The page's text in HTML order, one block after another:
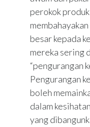
perokok
besar kepada
mereka sering
“pengurangan
Pengurangan
boleh
dalam
yang